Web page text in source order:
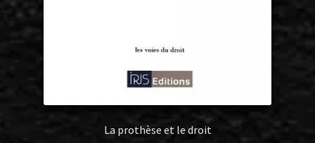
La prothèse et le droit